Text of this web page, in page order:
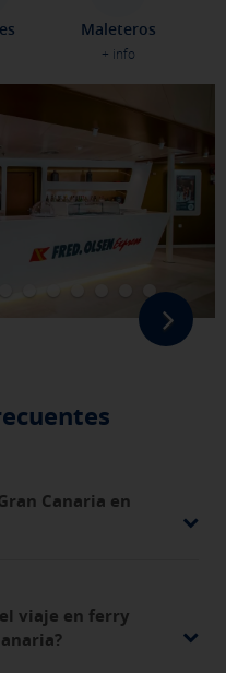
Maleteros
+ info
Canaria en
viaje en ferry
desde la sección "Política de
consultar nuestra
política